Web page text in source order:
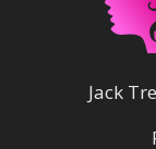
Jack